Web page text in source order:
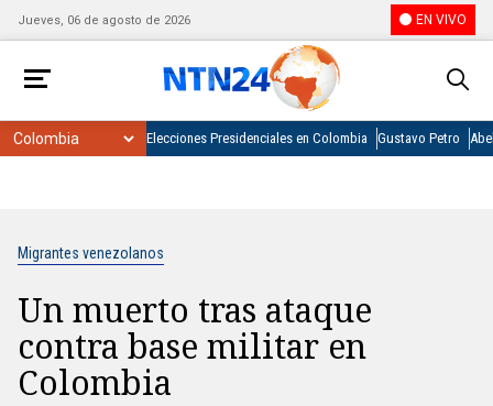
Jueves, 06 de agosto de 2026 EN VIVO
Elecciones Presidenciales en Colombia Gustavo Petro
Migrantes venezolanos
Un muerto tras ataque
contra base militar en
Colombia